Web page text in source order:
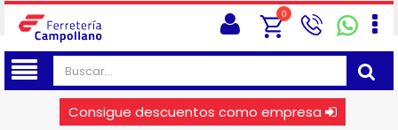
0
Consigue descuentos como empresa